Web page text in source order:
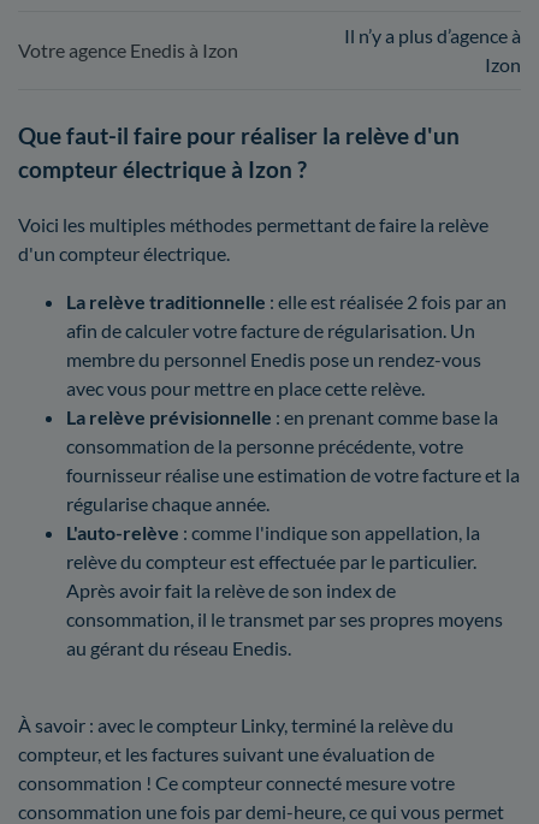
Votre agence Enedis à Izon
Il n’y a plus d’agence à
Izon
Que faut-il faire pour réaliser la relève d'un
compteur électrique à Izon ?
Voici les multiples méthodes permettant de faire la relève
d'un compteur électrique.
La relève traditionnelle : elle est réalisée 2 fois par an
afin de calculer votre facture de régularisation. Un
membre du personnel Enedis pose un rendez-vous
avec vous pour mettre en place cette relève.
La relève prévisionnelle : en prenant comme base la
consommation de la personne précédente, votre
fournisseur réalise une estimation de votre facture et la
régularise chaque année.
L'auto-relève : comme l'indique son appellation, la
relève du compteur est effectuée par le particulier.
Après avoir fait la relève de son index de
consommation, il le transmet par ses propres moyens
au gérant du réseau Enedis.
À savoir : avec le compteur Linky, terminé la relève du
compteur, et les factures suivant une évaluation de
consommation ! Ce compteur connecté mesure votre
consommation une fois par demi-heure, ce qui vous permet